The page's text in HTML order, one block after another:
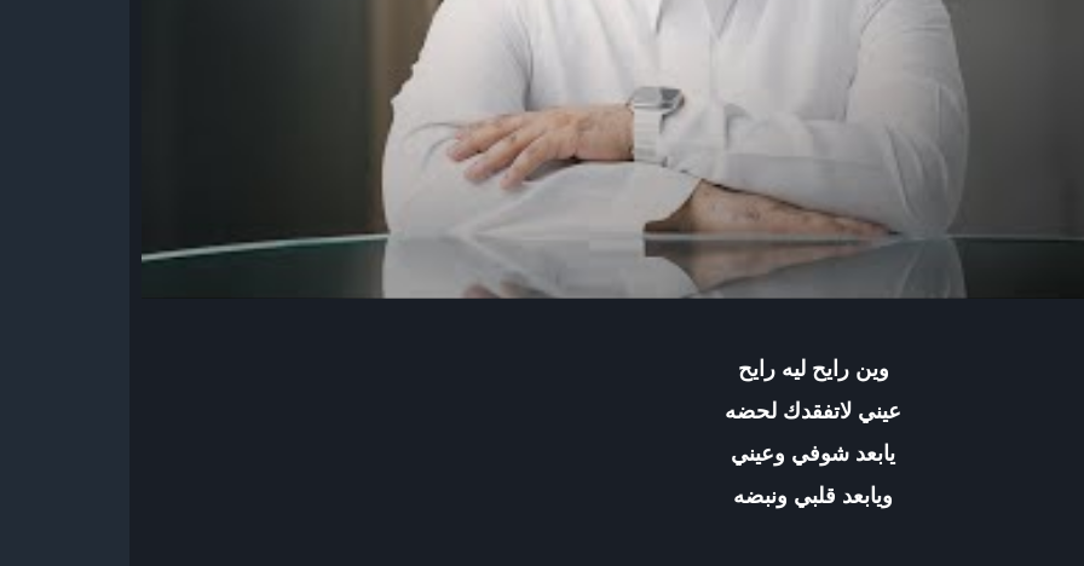
وين رايح ليه رايح
عيني لاتفقدك لحضه
يابعد شوفي وعيني
ويابعد قلبي ونبضه